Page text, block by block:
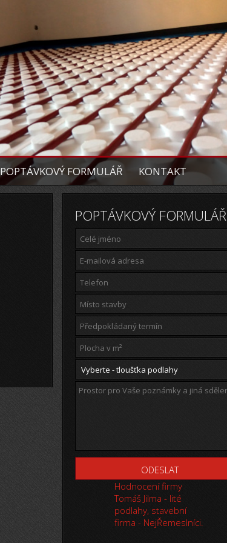
POPTÁVKOVÝ FORMULÁŘ KONTAKT
POPTÁVKOVÝ FORMULÁŘ
Hodnocení firmy
Tomáš Jilma - lité
podlahy, stavební
firma - NejŘemeslníci.